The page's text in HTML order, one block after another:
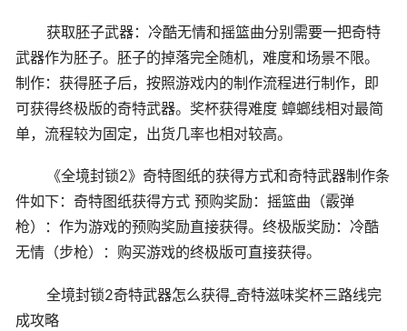
获取胚子武器：冷酷无情和摇篮曲分别需要一把奇特
武器作为胚子。胚子的掉落完全随机，难度和场景不限。
制作：获得胚子后，按照游戏内的制作流程进行制作，即
可获得终极版的奇特武器。奖杯获得难度 蟑螂线相对最简
单，流程较为固定，出货几率也相对较高。
《全境封锁2》奇特图纸的获得方式和奇特武器制作条
件如下：奇特图纸获得方式 预购奖励：摇篮曲（霰弹
枪）：作为游戏的预购奖励直接获得。终极版奖励：冷酷
无情（步枪）：购买游戏的终极版可直接获得。
全境封锁2奇特武器怎么获得_奇特滋味奖杯三路线完
成攻略